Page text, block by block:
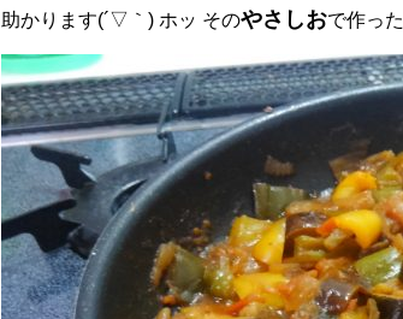
助かります(´▽｀) ホッ そのやさしおで作った